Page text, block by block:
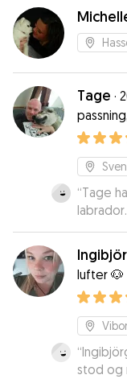
Tage ·
<3
“Tage
hos
ham til
lufter 🐶
“
stod og